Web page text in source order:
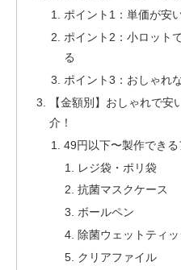
ポイント1：単価が安
ポイント2：小ロット
る
ポイント3：おしゃれ
【金額別】おしゃれで
介！
49円以下〜製作できる
レジ袋・ポリ袋
抗菌マスクケース
ボールペン
除菌ウェットティッ
クリアファイル